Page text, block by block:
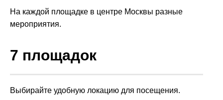
На каждой площадке в центре Москвы разные
мероприятия.
7 площадок
Выбирайте удобную локацию для посещения.